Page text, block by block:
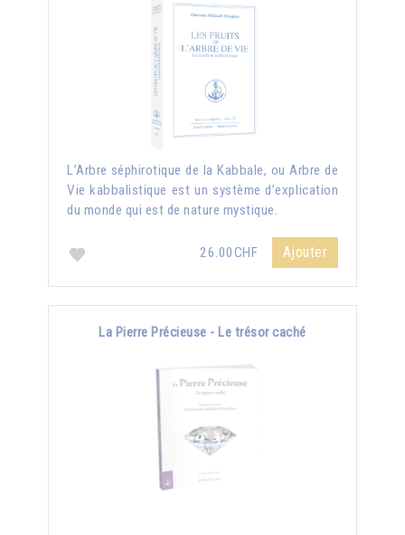
L’Arbre séphirotique de la Kabbale, ou Arbre de
Vie kabbalistique est un système d’explication
du monde qui est de nature mystique.
26.00CHF Ajouter
La Pierre Précieuse - Le trésor caché